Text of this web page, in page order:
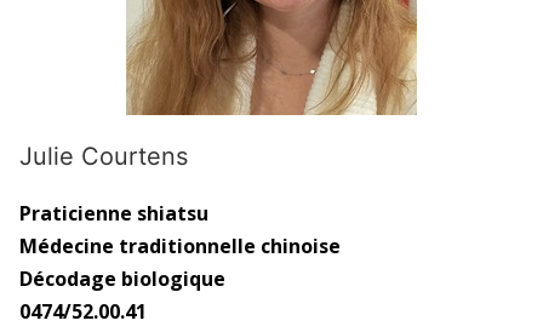
Julie Courtens
Praticienne shiatsu
Médecine traditionnelle chinoise
Décodage biologique
0474/52.00.41